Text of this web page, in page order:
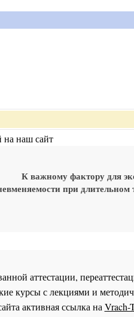
на наш сайт
К важному фактору для
при
аттестации,
курсы с лекциями и
активная ссылка наVrach-